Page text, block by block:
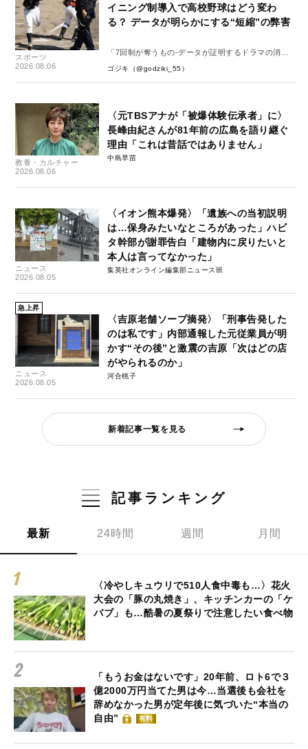
スポーツ
2026.08.06
イニング制導入で高校野球はどう変わ
る？ データが明らかにする“短縮”の弊害
「7回制が奪うもの-データが証明するドラマの消
失-」
ゴジキ（@godziki_55）
教養・カルチャー
2026.08.06
〈元TBSアナが「被爆体験伝承者」に〉
長峰由紀さんが81年前の広島を語り継ぐ
理由「これは昔話ではありません」
中島早苗
ニュース
2026.08.05
〈イオン熊本爆発〉「遺族への当初説明
は…保身みたいなところがあった」ハビ
タ幹部が謝罪告白「建物内に戻りたいと
本人は言ってなかった」
集英社オンライン編集部ニュース班
急上昇
ニュース
2026.08.05
〈吉原老舗ソープ摘発〉「刑事告発した
のは私です」内部通報した元従業員が明
かす“その後”と激震の吉原「次はどの店
がやられるのか」
河合桃子
新着記事一覧を見る
記事ランキング
最新 24時間 週間 月間
〈冷やしキュウリで510人食中毒も…〉花火
大会の「豚の丸焼き」、キッチンカーの「ケ
バブ」も…酷暑の夏祭りで注意したい食べ物
「もうお金はないです」20年前、ロト6で３
億2000万円当てた男は今…当選後も会社を
辞めなかった男が定年後に気づいた“本当の
自由”
有料